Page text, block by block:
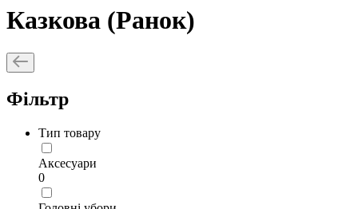
Казкова (Ранок)
Фільтр
Тип товару
Аксесуари
0